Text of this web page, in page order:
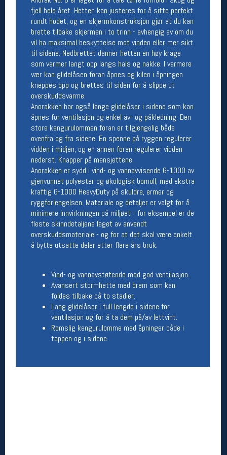
fjell hele året. Hetten kan justeres for å sitte perfekt
rundt hodet, og en skjermkonstruksjon gjør at du kan
brette tilbake skjermen i to trinn - avhengig av om du
vil ha maksimal beskyttelse mot vinden eller mer sikt
til sidene. Nedbrettet danner hetten en høy krage
som varmer langt opp langs hals og nakke. I varmere
vær kan glidelåsen foran åpnes og kilen i åpningen
kneppes opp og brettes til siden for å slippe ut
overskuddsvarme.
Anorakken har også lange glidelåser i sidene som kan
åpnes for ventilasjon og enkel av- og påkledning. Den
store kengurulommen foran er tilgjengelig både
ovenfra og fra sidene. En spenne på ryggen regulerer
vidden i midjen, og en annen foran regulerer vidden
nederst. Knapper på mansjettene.
Anorakken er sydd i vind- og vannavvisende G-1000 av
gjenvunnet polyester og økologisk bomull, med ekstra
kraftig G-1000 HeavyDuty på skuldre, ermer og
ryggforlengelsen. Materiale og detaljer er valgt for å
minimere innvirkningen på miljøet - for eksempel er de
fleste skinndetaljene laget av anvendt
overskuddsmateriale - og for at det skal være enkelt
å bytte utsatte deler etter flere års bruk.
Vind- og vannavstøtende med god ventilasjon.
Avansert stormhette med brem som kan
foldes tilbake på to stadier.
Lang glidelåser i full lengde i sidene for
ventilasjon og for å ta dem på/av lettvint.
Romslig kengurulomme med åpninger både i
toppen og i sidene.
Åpningstider butikk
Man-Fredag:
11-18
Lørdag:
11-16
Team Oslo Sportslager
Magasinet
Medlemstilbud og aktiviteter
MELD DEG INN GRATIS
Åpningstider verkstedet
Man-Fredag:
11-18
Lørdag:
11-16
Om verkstedet
For å bestille time må du logge inn i
nettbutikken og trykke på den nederste blå
linjen
Betingelser
Personsvernerklæring
Informasjonskapsler
Bærekraft
Org. nr: 976754360
Ledige stillinger